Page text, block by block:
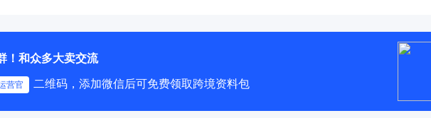
！和众多大卖交流
营官 二维码，添加微信后可免费领取跨境资料包